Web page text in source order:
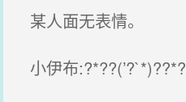
某人面无表情。
小伊布:?*??(’?`*)??*?